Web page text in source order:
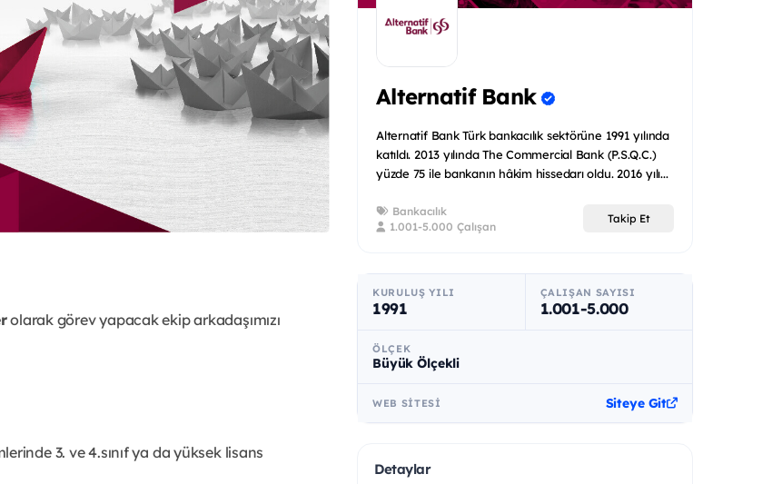
olarak görev yapacak ekip arkadaşımızı
3. ve 4.sınıf ya da yüksek lisans
Alternatif Bank
Alternatif Bank Türk bankacılık sektörüne 1991 yılında
katıldı. 2013 yılında The Commercial Bank (P.S.Q.C.)
yüzde 75 ile bankanın hâkim hissedarı oldu. 2016 yılı...
Bankacılık
1.001-5.000 Çalışan
Takip Et
KURULUŞ YILI
1991
ÇALIŞAN SAYISI
1.001-5.000
ÖLÇEK
Büyük Ölçekli
WEB SITESI Siteye Git
Detaylar